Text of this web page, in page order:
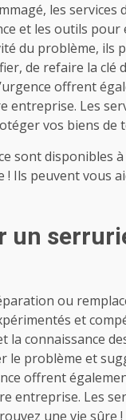
les services
et les outils
du problème,
de refaire la
offrent
Les
vos biens
sont disponibles
Ils peuvent vous
un
ou
et
la connaissance
le problème et
offrent
entreprise. Les
une vie sûre !